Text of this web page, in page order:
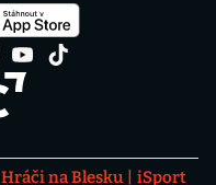
Hráči na Blesku
iSport